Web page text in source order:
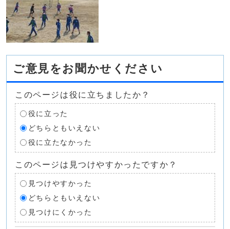
ご意見をお聞かせください
このページは役に立ちましたか？
役に立った
どちらともいえない
役に立たなかった
このページは見つけやすかったですか？
見つけやすかった
どちらともいえない
見つけにくかった